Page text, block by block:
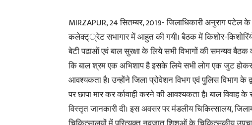
MIRZAPUR, 24 सितम्बर, 2019- जिलाधिकारी अनुराग पटेल
कलेक्ट््रेट सभागार में आहुत की गयी। बैठक में किशोर-
बेटी पढाओं एवं बाल सुरक्षा के लिये सभी विभागों की समन्यव
कि बाल श्रम एक अभिशाप है इसके लिये सभी लोग एक जुट
आवश्यकता है। उन्होंने जिला प्रोवेशन विभग एवं पुलिस विभाग के
पर छापा मार कर र्कावाही करने की आवश्यकता है। बाल विवाह
विस्तृत जानकारी दी। इस अवसर पर मंडलीय चिकित्सालय,